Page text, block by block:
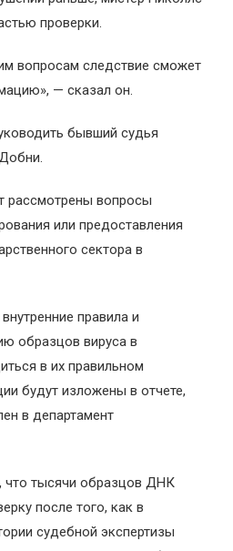
проверки.
вопросам следствие сможет
— сказал он.
бывший судья
рассмотрены вопросы
или предоставления
сектора в
правила и
образцов вируса в
в их правильном
будут изложены в отчете,
в департамент
что тысячи образцов ДНК
после того, как в
судебной экспертизы